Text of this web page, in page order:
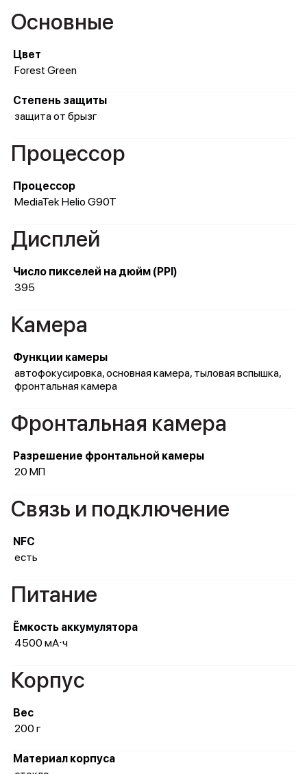
Основные
Цвет
Forest Green
Степень защиты
защита от брызг
Процессор
Процессор
MediaTek Helio G90T
Дисплей
Число пикселей на дюйм (PPI)
395
Камера
Функции камеры
автофокусировка, основная камера, тыловая вспышка,
фронтальная камера
Фронтальная камера
Разрешение фронтальной камеры
20 МП
Связь и подключение
NFC
есть
Питание
Ёмкость аккумулятора
4500 мА⋅ч
Корпус
Вес
200 г
Материал корпуса